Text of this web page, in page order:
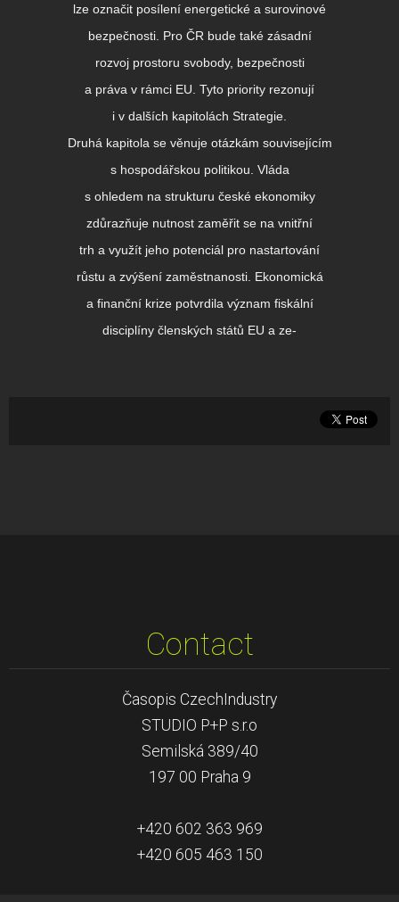
lze označit posílení energetické a surovinové
bezpečnosti. Pro ČR bude také zásadní
rozvoj prostoru svobody, bezpečnosti
a práva v rámci EU. Tyto priority rezonují
i v dalších kapitolách Strategie.
Druhá kapitola se věnuje otázkám souvisejícím
s hospodářskou politikou. Vláda
s ohledem na strukturu české ekonomiky
zdůrazňuje nutnost zaměřit se na vnitřní
trh a využít jeho potenciál pro nastartování
růstu a zvýšení zaměstnanosti. Ekonomická
a finanční krize potvrdila význam fiskální
disciplíny členských států EU a ze-
Contact
Časopis CzechIndustry
STUDIO P+P s.r.o
Semilská 389/40
197 00 Praha 9
+420 602 363 969
+420 605 463 150